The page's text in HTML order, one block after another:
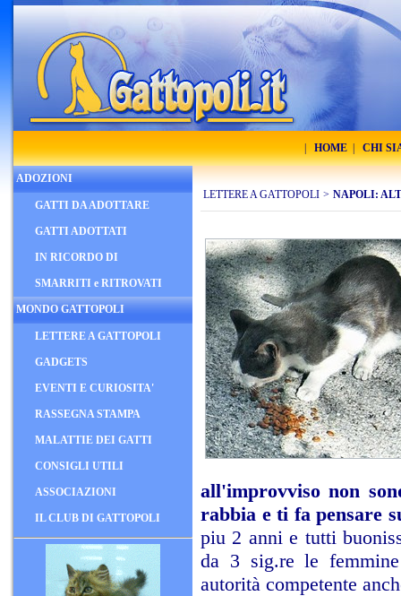
HOME CHI
ADOZIONI
GATTI DA ADOTTARE
GATTI ADOTTATI
IN RICORDO DI
SMARRITI e RITROVATI
MONDO GATTOPOLI
LETTERE A GATTOPOLI
GADGETS
EVENTI E CURIOSITA'
RASSEGNA STAMPA
MALATTIE DEI GATTI
CONSIGLI UTILI
ASSOCIAZIONI
IL CLUB DI GATTOPOLI
LETTERE A GATTOPOLI > NAPOLI:
all'improvviso non
rabbia e ti fa pensare
piu 2 anni e tutti
da 3 sig.re le
autorità competente